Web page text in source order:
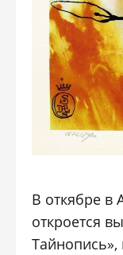
В откябре в
откроется
Тайнопись»,